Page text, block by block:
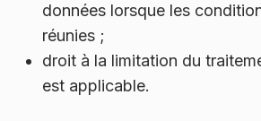
données lorsque les
réunies ;
droit à la limitation du
est applicable.